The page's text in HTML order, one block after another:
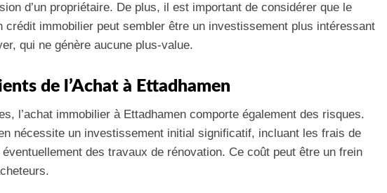
d’un propriétaire. De plus, il est important de considérer que le
crédit immobilier peut sembler être un investissement plus intéressant
qui ne génère aucune plus-value.
de l’Achat à Ettadhamen
l’achat immobilier à Ettadhamen comporte également des risques.
nécessite un investissement initial significatif, incluant les frais de
des travaux de rénovation. Ce coût peut être un frein